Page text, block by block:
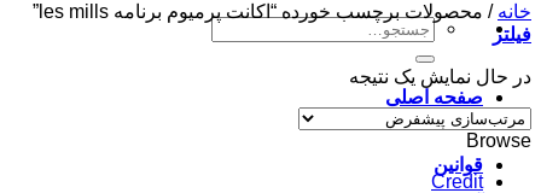
جستجو
صفحه اصلی
قوانین
خانه / محصولات برچسب خورده “اکانت پرمیوم برنامه les mills”
فیلتر
در حال نمایش یک نتیجه
Browse
Credit